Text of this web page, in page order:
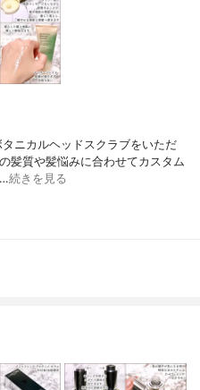
ニカルヘッドスクラブをいただ
髪質や髪悩みに合わせてカスタム
続きを見る